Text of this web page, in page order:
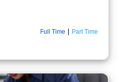
Full Time | Part Time